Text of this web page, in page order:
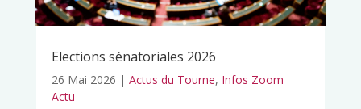
Elections sénatoriales 2026
26 Mai 2026 | Actus du Tourne, Infos Zoom
Actu